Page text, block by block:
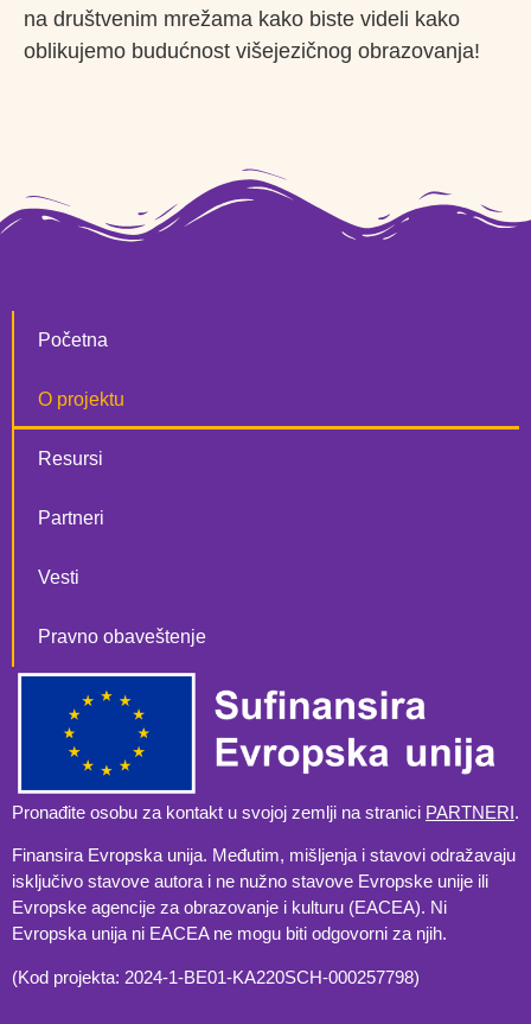
na društvenim mrežama kako biste videli kako
oblikujemo budućnost višejezičnog obrazovanja!
Početna
O projektu
Resursi
Partneri
Vesti
Pravno obaveštenje
Pronađite osobu za kontakt u svojoj zemlji na stranici PARTNERI.
Finansira Evropska unija. Međutim, mišljenja i stavovi odražavaju
isključivo stavove autora i ne nužno stavove Evropske unije ili
Evropske agencije za obrazovanje i kulturu (EACEA). Ni
Evropska unija ni EACEA ne mogu biti odgovorni za njih.
(Kod projekta: 2024-1-BE01-KA220SCH-000257798)